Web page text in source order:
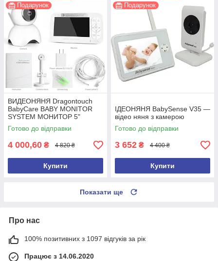
Подарунок
ВИДЕОНЯНЯ Dragontouch
BabyCare BABY MONITOR
SYSTEM МОНИТОР 5"
Готово до відправки
4 000,60 ₴ 4 820 ₴
Купити
Подарунок
ІДЕОНЯНЯ BabySense V35 —
відео няня з камерою
Готово до відправки
3 652 ₴ 4 400 ₴
Купити
Показати ще
Про нас
100% позитивних з 1097 відгуків за рік
Працює з 14.06.2020